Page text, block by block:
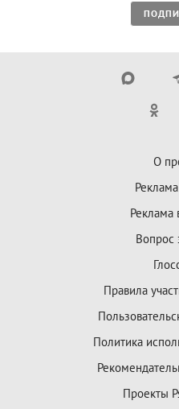
О
Реклама
Вопрос
Правила
Политика
Проекты